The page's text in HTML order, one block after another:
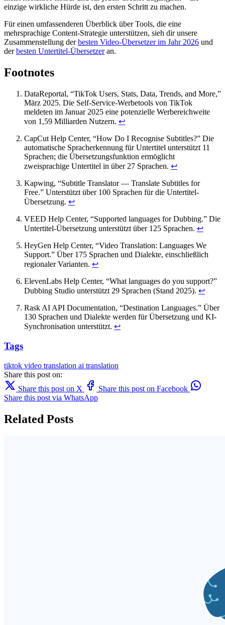
einzige wirkliche Hürde ist, den ersten Schritt zu machen.
Für einen umfassenderen Überblick über Tools, die eine
mehrsprachige Content-Strategie unterstützen, sieh dir unsere
Zusammenstellung derbesten Video-Übersetzer im Jahr 2026 und
derbesten Untertitel-Übersetzeran.
Footnotes
DataReportal, “TikTok Users, Stats, Data, Trends, and More,”
März 2025. Die Self-Service-Werbetools von TikTok
meldeten im Januar 2025 eine potenzielle Werbereichweite
von 1,59 Milliarden Nutzern. ↩
CapCut Help Center, “How Do I Recognise Subtitles?” Die
automatische Spracherkennung für Untertitel unterstützt 11
Sprachen; die Übersetzungsfunktion ermöglicht
zweisprachige Untertitel in über 27 Sprachen. ↩
Kapwing, “Subtitle Translator — Translate Subtitles for
Free.” Unterstützt über 100 Sprachen für die Untertitel-
Übersetzung. ↩
VEED Help Center, “Supported languages for Dubbing.” Die
Untertitel-Übersetzung unterstützt über 125 Sprachen. ↩
HeyGen Help Center, “Video Translation: Languages We
Support.” Über 175 Sprachen und Dialekte, einschließlich
regionaler Varianten. ↩
ElevenLabs Help Center, “What languages do you support?”
Dubbing Studio unterstützt 29 Sprachen (Stand 2025). ↩
Rask AI API Documentation, “Destination Languages.” Über
130 Sprachen und Dialekte werden für Übersetzung und KI-
Synchronisation unterstützt. ↩
Tags
tiktok video translation ai translation
Share this post on:
Share this post on X
Share this post on Facebook
Share this post via WhatsApp
Related Posts